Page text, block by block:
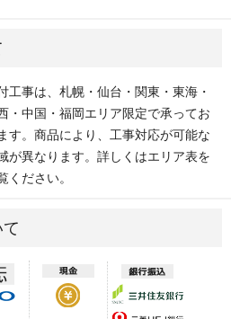
工事は、札幌・仙台・関東・東海・
・中国・福岡エリア限定で承ってお
す。商品により、工事対応が可能な
が異なります。詳しくはエリア表を
ください。